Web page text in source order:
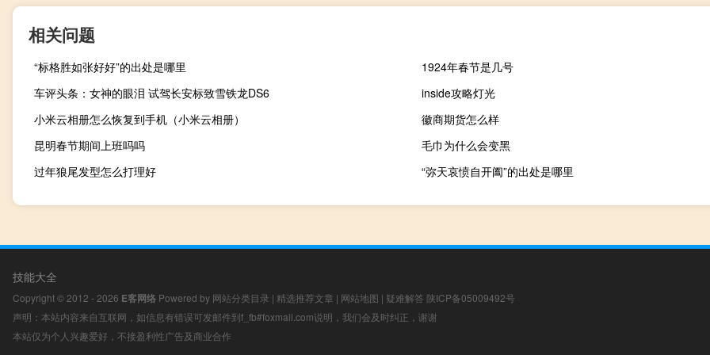
相关问题
“标格胜如张好好”的出处是哪里
1924年春节是几号
车评头条：女神的眼泪 试驾长安标致雪铁龙DS6
inside攻略灯光
小米云相册怎么恢复到手机（小米云相册）
徽商期货怎么样
昆明春节期间上班吗吗
毛巾为什么会变黑
过年狼尾发型怎么打理好
“弥天哀愤自开阖”的出处是哪里
技能大全
Copyright © 2012 - 2026 E客网络 Powered by 网站分类目录 | 精选推荐文章 | 网站地图 | 疑难解答 陕ICP备05009492号
声明：本站内容来自互联网，如信息有错误可发邮件到f_fb#foxmail.com说明，我们会及时纠正，谢谢
本站仅为个人兴趣爱好，不接盈利性广告及商业合作